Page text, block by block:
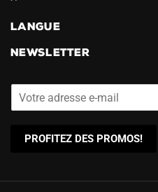
LANGUE
NEWSLETTER
PROFITEZ DES PROMOS!